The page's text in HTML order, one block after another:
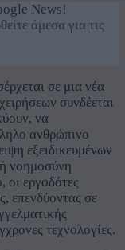
News!
άμεσα για τις
σε μια νέα
συνδέεται
να
ανθρώπινο
εξειδικευμένων
νοημοσύνη
οι εργοδότες
επενδύοντας σε
τεχνολογίες.